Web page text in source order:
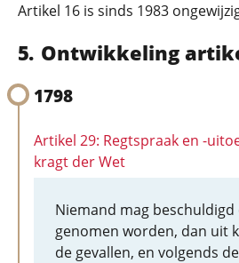
Artikel 16 is sinds 1983
Ontwikkeling
1798
Artikel 29: Regtspraak en -
kragt der Wet
Niemand mag
genomen worden, dan uit
de gevallen, en volgends